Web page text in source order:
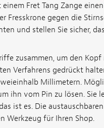
Fret Tang Zange
Fresskrone gegen die
und stellen Sie sicher,
zusammen, um den
Verfahrens gedrückt
Millimetern.
ihn vom Pin zu lösen. Sie
ist es. Die
Werkzeug für Ihren Shop.